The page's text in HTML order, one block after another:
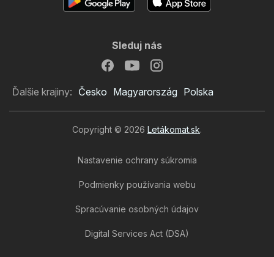
Sleduj nás
Ďalšie krajiny: Česko Magyarország Polska
Copyright © 2026 Letákomat.sk.
Nastavenie ochrany súkromia
Podmienky používania webu
Spracúvanie osobných údajov
Digital Services Act (DSA)